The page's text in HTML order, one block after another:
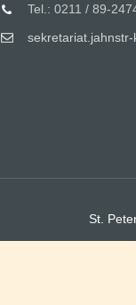
Tel.: 0211 / 89-
St.